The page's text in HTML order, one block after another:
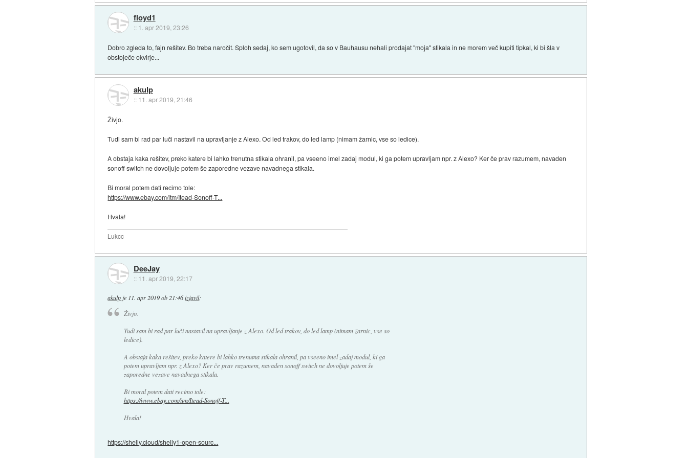
floyd1
:: 1. apr 2019, 23:26
Dobro zgleda to, fajn rešitev. Bo treba naročit. Sploh sedaj, ko sem ugotovil, da so v Bauhausu nehali prodajat "moja" stikala in ne morem več kupiti tipkal, ki bi šla v
obstoječe okvirje...
akulp
:: 11. apr 2019, 21:46
Živjo.
Tudi sam bi rad par luči nastavil na upravljanje z Alexo. Od led trakov, do led lamp (nimam žarnic, vse so ledice).
A obstaja kaka rešitev, preko katere bi lahko trenutna stikala ohranil, pa vseeno imel zadaj modul, ki ga potem upravljam npr. z Alexo? Ker če prav razumem, navaden
sonoff switch ne dovoljuje potem še zaporedne vezave navadnega stikala.
Bi moral potem dati recimo tole:
https://www.ebay.com/itm/Itead-Sonoff-T...
Hvala!
Lukcc
DeeJay
:: 11. apr 2019, 22:17
akulpje 11. apr 2019 ob 21:46 izjavil:
Živjo.
Tudi sam bi rad par luči nastavil na upravljanje z Alexo. Od led trakov, do led lamp (nimam žarnic, vse so
ledice).
A obstaja kaka rešitev, preko katere bi lahko trenutna stikala ohranil, pa vseeno imel zadaj modul, ki ga
potem upravljam npr. z Alexo? Ker če prav razumem, navaden sonoff switch ne dovoljuje potem še
zaporedne vezave navadnega stikala.
Bi moral potem dati recimo tole:
https://www.ebay.com/itm/Itead-Sonoff-T...
Hvala!
https://shelly.cloud/shelly1-open-sourc...